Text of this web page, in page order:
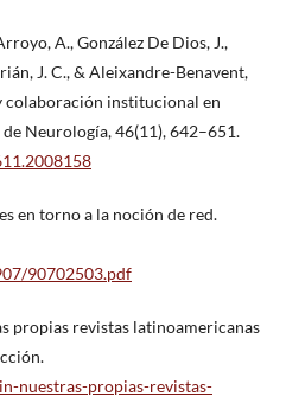
A., González De Dios, J.,
J. C., & Aleixandre-Benavent,
colaboración institucional en
Neurología, 46(11), 642–651.
en torno a la noción de red.
90702503.pdf
propias revistas latinoamericanas
nuestras-propias-revistas-